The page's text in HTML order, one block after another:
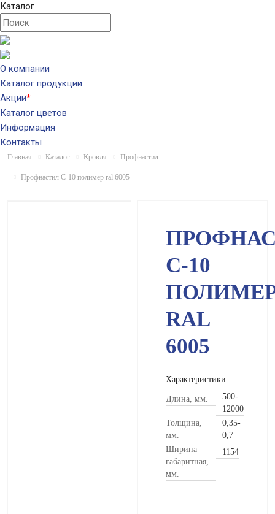
Каталог
О компании
Каталог продукции
Акции*
Каталог цветов
Информация
Контакты
Главная Каталог Кровля Профнастил
Профнастил С-10 полимер ral 6005
С-10
RAL
6005
Характеристики
Длина, мм.
500-
12000
Толщина,
мм.
0,35-
0,7
Ширина
габаритная,
мм.
1154